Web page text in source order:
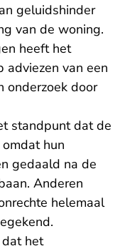
geluidshinder
van de woning.
heeft het
adviezen van een
onderzoek door
standpunt dat de
hun
gedaald na de
Anderen
helemaal
het